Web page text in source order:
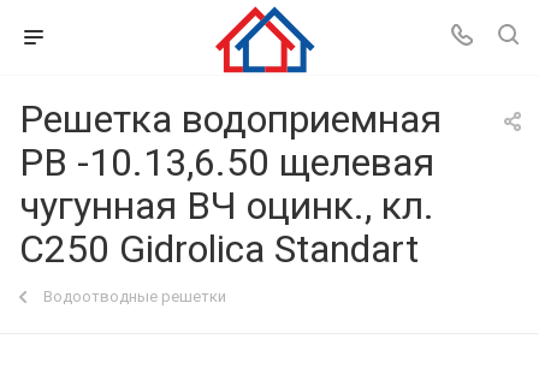
Решетка водоприемная
РВ -10.13,6.50 щелевая
чугунная ВЧ оцинк., кл.
С250 Gidrolica Standart
Водоотводные решетки